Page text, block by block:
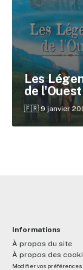
Les
de l'Ouest
🇫🇷 9 janvier
Informations
À propos du site
À propos des
Modifier vos
✕